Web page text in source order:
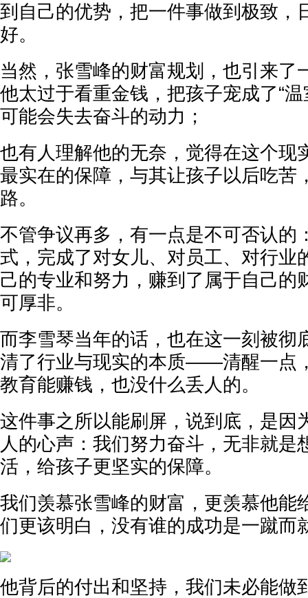
到自己的优势，把一件事做到极致，
好。
当然，张雪峰的财富规划，也引来了
他太过于看重金钱，把孩子宠成了“
可能会失去奋斗的动力；
也有人理解他的无奈，觉得在这个现
最实在的保障，与其让孩子以后吃苦
路。
不管争议再多，有一点是不可否认的
式，完成了对女儿、对员工、对行业
己的专业和努力，赚到了属于自己的
可厚非。
而李雪琴当年的话，也在这一刻被彻
清了行业与现实的本质——清醒一点
教育能赚钱，也没什么丢人的。
这件事之所以能刷屏，说到底，是因
人的心声：我们努力奋斗，无非就是
活，给孩子更坚实的保障。
我们羡慕张雪峰的财富，更羡慕他能
们更该明白，没有谁的成功是一蹴而
他背后的付出和坚持，我们未必能做